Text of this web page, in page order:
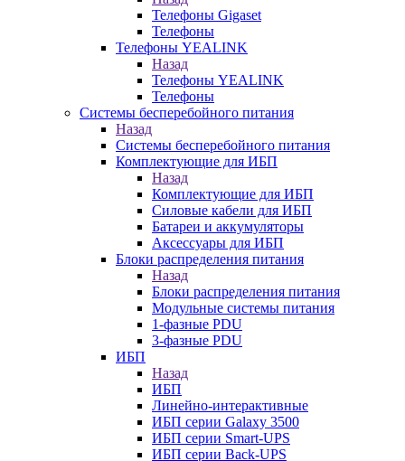
Телефоны Gigaset
Телефоны
Телефоны YEALINK
Назад
Телефоны YEALINK
Телефоны
Системы бесперебойного питания
Назад
Системы бесперебойного питания
Комплектующие для ИБП
Назад
Комплектующие для ИБП
Силовые кабели для ИБП
Батареи и аккумуляторы
Аксессуары для ИБП
Блоки распределения питания
Назад
Блоки распределения питания
Модульные системы питания
1-фазные PDU
3-фазные PDU
ИБП
Назад
ИБП
Линейно-интерактивные
ИБП серии Galaxy 3500
ИБП серии Smart-UPS
ИБП серии Back-UPS